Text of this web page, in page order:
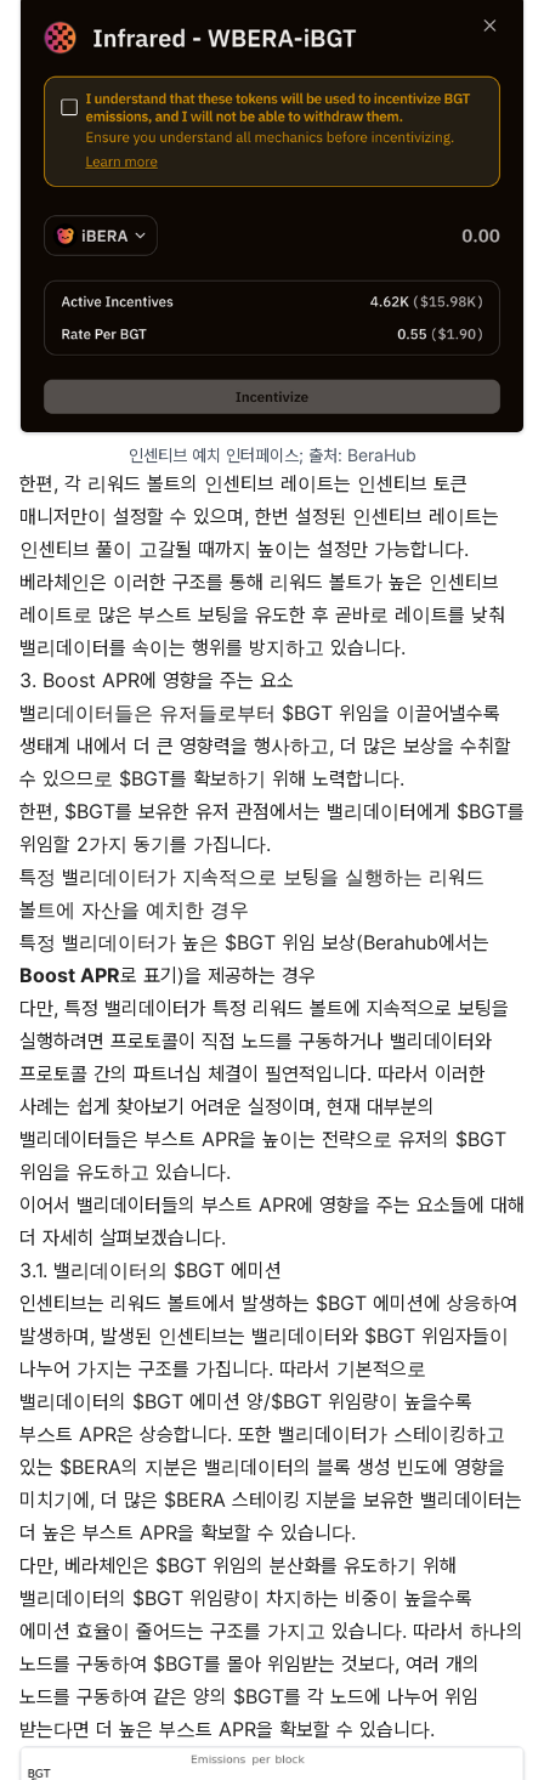
인센티브 예치 인터페이스; 출처: BeraHub
한편, 각 리워드 볼트의 인센티브 레이트는 인센티브 토큰
매니저만이 설정할 수 있으며, 한번 설정된 인센티브 레이트는
인센티브 풀이 고갈될 때까지 높이는 설정만 가능합니다.
베라체인은 이러한 구조를 통해 리워드 볼트가 높은 인센티브
레이트로 많은 부스트 보팅을 유도한 후 곧바로 레이트를 낮춰
밸리데이터를 속이는 행위를 방지하고 있습니다.
3. Boost APR에 영향을 주는 요소
밸리데이터들은 유저들로부터 $BGT 위임을 이끌어낼수록
생태계 내에서 더 큰 영향력을 행사하고, 더 많은 보상을 수취할
수 있으므로 $BGT를 확보하기 위해 노력합니다.
한편, $BGT를 보유한 유저 관점에서는 밸리데이터에게 $BGT를
위임할 2가지 동기를 가집니다.
특정 밸리데이터가 지속적으로 보팅을 실행하는 리워드
볼트에 자산을 예치한 경우
특정 밸리데이터가 높은 $BGT 위임 보상(Berahub에서는
Boost APR로 표기)을 제공하는 경우
다만, 특정 밸리데이터가 특정 리워드 볼트에 지속적으로 보팅을
실행하려면 프로토콜이 직접 노드를 구동하거나 밸리데이터와
프로토콜 간의 파트너십 체결이 필연적입니다. 따라서 이러한
사례는 쉽게 찾아보기 어려운 실정이며, 현재 대부분의
밸리데이터들은 부스트 APR을 높이는 전략으로 유저의 $BGT
위임을 유도하고 있습니다.
이어서 밸리데이터들의 부스트 APR에 영향을 주는 요소들에 대해
더 자세히 살펴보겠습니다.
3.1. 밸리데이터의 $BGT 에미션
인센티브는 리워드 볼트에서 발생하는 $BGT 에미션에 상응하여
발생하며, 발생된 인센티브는 밸리데이터와 $BGT 위임자들이
나누어 가지는 구조를 가집니다. 따라서 기본적으로
밸리데이터의 $BGT 에미션 양/$BGT 위임량이 높을수록
부스트 APR은 상승합니다. 또한 밸리데이터가 스테이킹하고
있는 $BERA의 지분은 밸리데이터의 블록 생성 빈도에 영향을
미치기에, 더 많은 $BERA 스테이킹 지분을 보유한 밸리데이터는
더 높은 부스트 APR을 확보할 수 있습니다.
다만, 베라체인은 $BGT 위임의 분산화를 유도하기 위해
밸리데이터의 $BGT 위임량이 차지하는 비중이 높을수록
에미션 효율이 줄어드는 구조를 가지고 있습니다. 따라서 하나의
노드를 구동하여 $BGT를 몰아 위임받는 것보다, 여러 개의
노드를 구동하여 같은 양의 $BGT를 각 노드에 나누어 위임
받는다면 더 높은 부스트 APR을 확보할 수 있습니다.